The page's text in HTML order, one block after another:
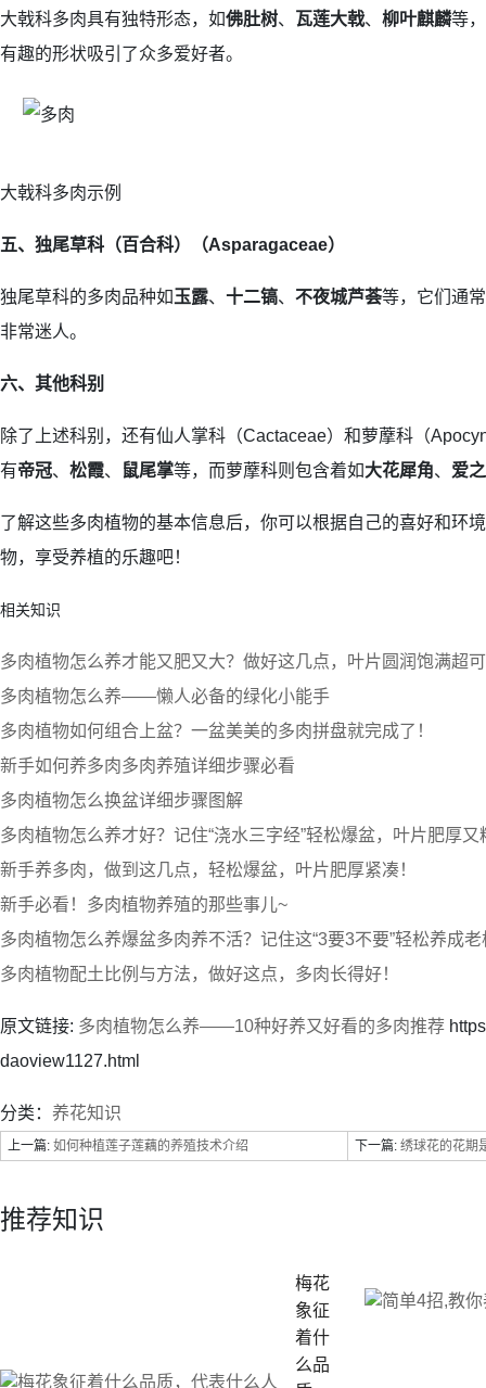
大戟科多肉具有独特形态，如佛肚树、 瓦莲大戟、 柳叶麒麟等
有趣的形状吸引了众多爱好者。
大戟科多肉示例
五、独尾草科（百合科）（Asparagaceae）
独尾草科的多肉品种如 玉露、 十二镐、 不夜城芦荟等，它们通
非常迷人。
六、其他科别
除了上述科别，还有仙人掌科（Cactaceae）和萝藦科（
有帝冠、 松霞、 鼠尾掌等，而萝藦科则包含着如大花犀角、 爱
了解这些多肉植物的基本信息后，你可以根据自己的喜好和环
物，享受养植的乐趣吧！
相关知识
多肉植物怎么养才能又肥又大？做好这几点，叶片圆润饱满超
多肉植物怎么养——懒人必备的绿化小能手
多肉植物如何组合上盆？一盆美美的多肉拼盘就完成了！
新手如何养多肉多肉养殖详细步骤必看
多肉植物怎么换盆详细步骤图解
多肉植物怎么养才好？记住“浇水三字经”轻松爆盆，叶片肥厚又
新手养多肉，做到这几点，轻松爆盆，叶片肥厚紧凑！
新手必看！多肉植物养殖的那些事儿~
多肉植物怎么养爆盆多肉养不活？记住这“3要3不要”轻松养成老
多肉植物配土比例与方法，做好这点，多肉长得好！
原文链接: 多肉植物怎么养——10种好养又好看的多肉推荐
daoview1127.html
分类： 养花知识
上一篇: 如何种植莲子莲藕的养殖技术介绍 下一篇: 绣球花的花期
推荐知识
梅花
象征
着什
么品